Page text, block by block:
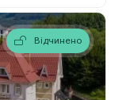
Відчинено